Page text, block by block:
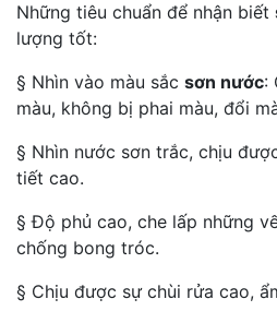
Những tiêu chuẩn để nhận biết
lượng tốt:
§ Nhìn vào màu sắc sơn nước:
màu, không bị phai màu, đổi
§ Nhìn nước sơn trắc, chịu
tiết cao.
§ Độ phủ cao, che lấp những
chống bong tróc.
§ Chịu được sự chùi rửa cao,